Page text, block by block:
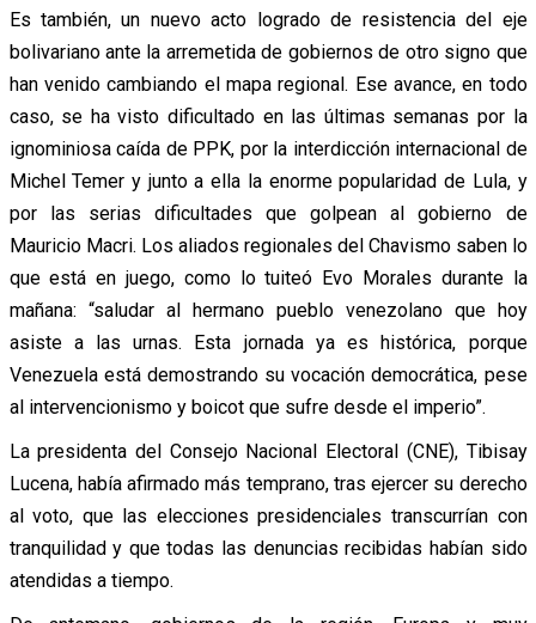
Es también, un nuevo acto logrado de resistencia del eje
bolivariano ante la arremetida de gobiernos de otro signo que
han venido cambiando el mapa regional. Ese avance, en todo
caso, se ha visto dificultado en las últimas semanas por la
ignominiosa caída de PPK, por la interdicción internacional de
Michel Temer y junto a ella la enorme popularidad de Lula, y
por las serias dificultades que golpean al gobierno de
Mauricio Macri. Los aliados regionales del Chavismo saben lo
que está en juego, como lo tuiteó Evo Morales durante la
mañana: “saludar al hermano pueblo venezolano que hoy
asiste a las urnas. Esta jornada ya es histórica, porque
Venezuela está demostrando su vocación democrática, pese
al intervencionismo y boicot que sufre desde el imperio”.
La presidenta del Consejo Nacional Electoral (CNE), Tibisay
Lucena, había afirmado más temprano, tras ejercer su derecho
al voto, que las elecciones presidenciales transcurrían con
tranquilidad y que todas las denuncias recibidas habían sido
atendidas a tiempo.